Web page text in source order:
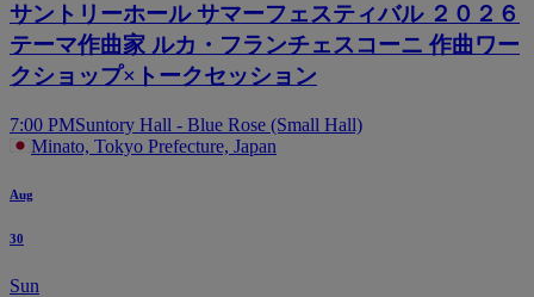
サントリーホール サマーフェスティバル ２０２６
テーマ作曲家 ルカ・フランチェスコーニ 作曲ワー
クショップ×トークセッション
7:00 PMSuntory Hall - Blue Rose (Small Hall)
Minato, Tokyo Prefecture, Japan
Aug
30
Sun